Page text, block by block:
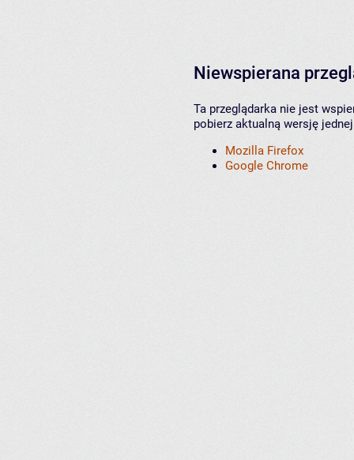
Niewspierana
Ta przeglądarka nie jest
pobierz aktualną wersję
Mozilla Firefox
Google Chrome